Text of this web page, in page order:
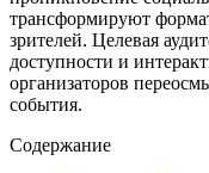
трансформируют
зрителей. Целевая
доступности и
организаторов
события.
Содержание